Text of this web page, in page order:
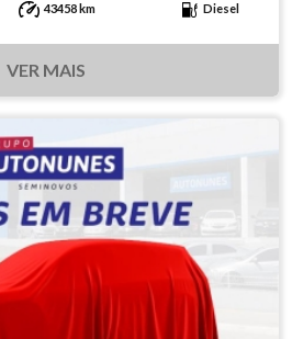
43458 km Diesel
VER MAIS